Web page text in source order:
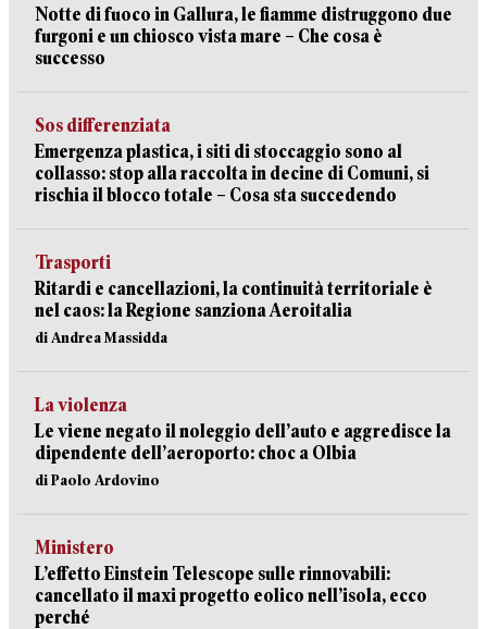
Notte di fuoco in Gallura, le fiamme distruggono due
furgoni e un chiosco vista mare – Che cosa è
successo
Sos differenziata
Emergenza plastica, i siti di stoccaggio sono al
collasso: stop alla raccolta in decine di Comuni, si
rischia il blocco totale – Cosa sta succedendo
Trasporti
Ritardi e cancellazioni, la continuità territoriale è
nel caos: la Regione sanziona Aeroitalia
di Andrea Massidda
La violenza
Le viene negato il noleggio dell’auto e aggredisce la
dipendente dell’aeroporto: choc a Olbia
di Paolo Ardovino
Ministero
L’effetto Einstein Telescope sulle rinnovabili:
cancellato il maxi progetto eolico nell’isola, ecco
perché